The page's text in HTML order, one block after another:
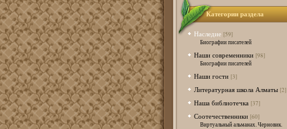
Категории раздела
Наследие [59]
Биографии писателей
Наши современники [98]
Биографии писателей
Наши гости [3]
Литературная школа Алматы [2]
Наша библиотечка [37]
Соотечественники [60]
Виртуальный альманах. Черновик.